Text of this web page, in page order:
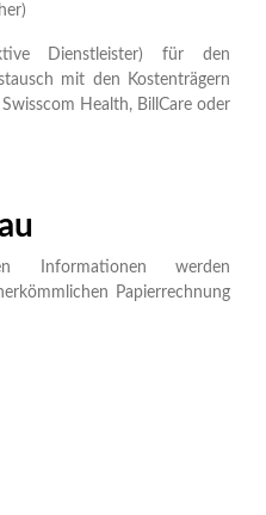
Dienstleister) für den
mit den Kostenträgern
Health, BillCare oder
Informationen werden
Papierrechnung